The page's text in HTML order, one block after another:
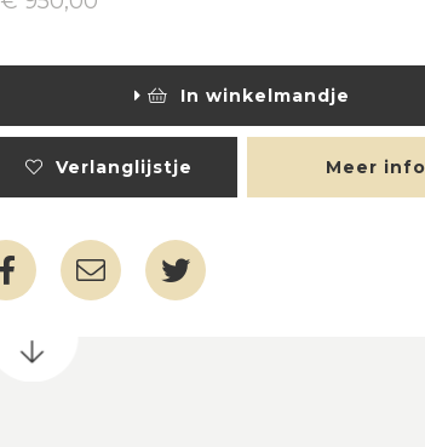
In winkelmandje
Verlanglijstje Meer info